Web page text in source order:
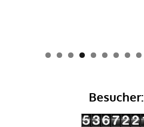
Besucher: